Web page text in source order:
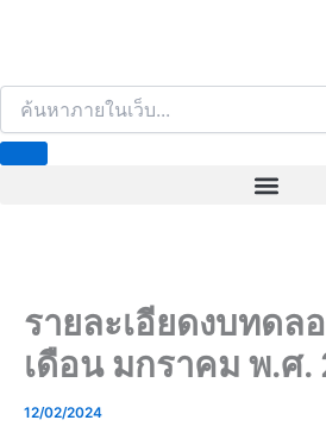
รายละเอียดงบทดล
เดือน มกราคม พ.ศ.
12/02/2024
r
h